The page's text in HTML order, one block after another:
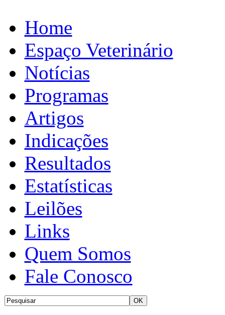
Home
Espaço Veterinário
Notícias
Programas
Artigos
Indicações
Resultados
Estatísticas
Leilões
Links
Quem Somos
Fale Conosco